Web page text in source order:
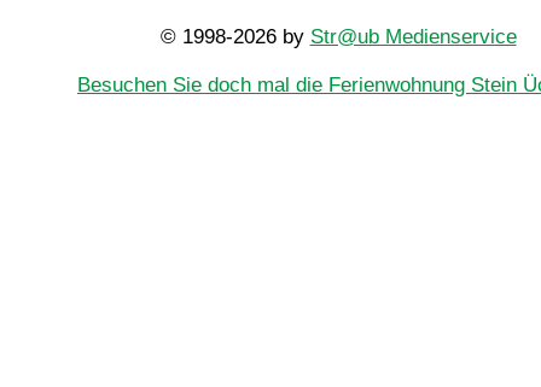
© 1998-2026 by Str@ub Medienservice
Besuchen Sie doch mal die Ferienwohnung Stein